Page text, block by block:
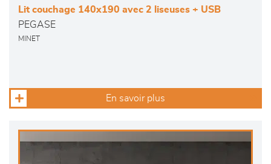
Lit couchage 140x190 avec 2 liseuses + USB
PEGASE
MINET
En savoir plus